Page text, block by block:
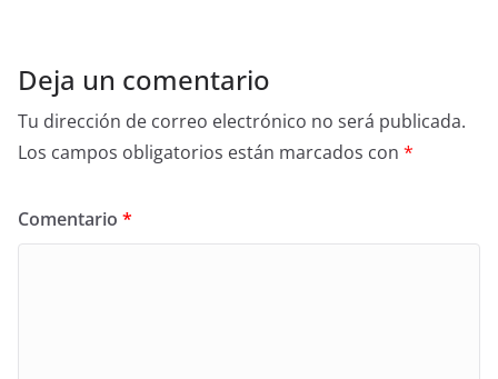
Deja un comentario
Tu dirección de correo electrónico no será publicada.
Los campos obligatorios están marcados con *
Comentario *